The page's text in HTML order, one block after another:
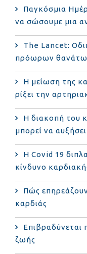
Παγκόσμια
να σώσουμε μια
The Lancet:
πρόωρων
Η μείωση της
ρίξει την
Η διακοπή του
μπορεί να
Η Covid 19
κίνδυνο
Πώς
καρδιάς
Επιβραδύνεται
ζωής